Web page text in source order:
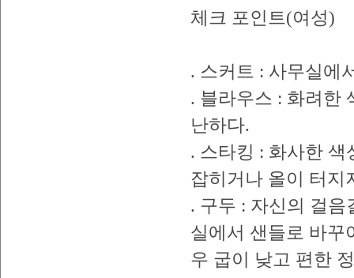
체크 포인트(여성)
. 스커트 : 사무실에
. 블라우스 : 화려한
난하다.
. 스타킹 : 화사한
잡히거나 올이 터지
. 구두 : 자신의 걸
실에서 샌들로 바꾸
우 굽이 낮고 편한